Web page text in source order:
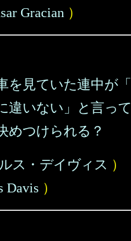
Gracian ）
を見ていた連中が
違いない」と言っ
めつけられる？
ス・デイヴィス ）
Davis ）